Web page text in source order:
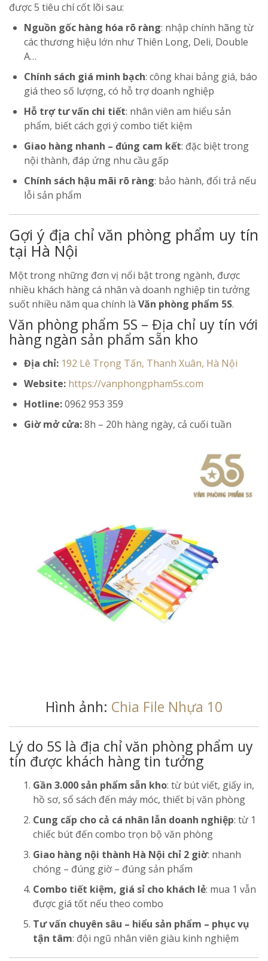
được 5 tiêu chí cốt lõi sau:
Nguồn gốc hàng hóa rõ ràng: nhập chính hãng từ
các thương hiệu lớn như Thiên Long, Deli, Double
A…
Chính sách giá minh bạch: công khai bảng giá, báo
giá theo số lượng, có hỗ trợ doanh nghiệp
Hỗ trợ tư vấn chi tiết: nhân viên am hiểu sản
phẩm, biết cách gợi ý combo tiết kiệm
Giao hàng nhanh – đúng cam kết: đặc biệt trong
nội thành, đáp ứng nhu cầu gấp
Chính sách hậu mãi rõ ràng: bảo hành, đổi trả nếu
lỗi sản phẩm
Gợi ý địa chỉ văn phòng phẩm uy tín
tại Hà Nội
Một trong những đơn vị nổi bật trong ngành, được
nhiều khách hàng cá nhân và doanh nghiệp tin tưởng
suốt nhiều năm qua chính là Văn phòng phẩm 5S.
Văn phòng phẩm 5S – Địa chỉ uy tín với
hàng ngàn sản phẩm sẵn kho
Địa chỉ: 192 Lê Trọng Tấn, Thanh Xuân, Hà Nội
Website: https://vanphongpham5s.com
Hotline:0962 953 359
Giờ mở cửa:8h – 20h hàng ngày, cả cuối tuần
Hình ảnh: Chia File Nhựa 10
Lý do 5S là địa chỉ văn phòng phẩm uy
tín được khách hàng tin tưởng
Gần 3.000 sản phẩm sẵn kho: từ bút viết, giấy in,
hồ sơ, sổ sách đến máy móc, thiết bị văn phòng
Cung cấp cho cả cá nhân lẫn doanh nghiệp: từ 1
chiếc bút đến combo trọn bộ văn phòng
Giao hàng nội thành Hà Nội chỉ 2 giờ: nhanh
chóng – đúng giờ – đúng sản phẩm
Combo tiết kiệm, giá sỉ cho khách lẻ: mua 1 vẫn
được giá tốt nếu theo combo
Tư vấn chuyên sâu – hiểu sản phẩm – phục vụ
tận tâm: đội ngũ nhân viên giàu kinh nghiệm